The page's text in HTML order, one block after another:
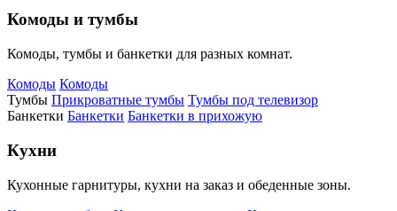
Комоды и тумбы
Комоды, тумбы и банкетки для разных комнат.
Комоды Комоды
Тумбы Прикроватные тумбы Тумбы под телевизор
Банкетки Банкетки Банкетки в прихожую
Кухни
Кухонные гарнитуры, кухни на заказ и обеденные зоны.